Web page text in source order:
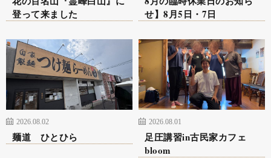
登って来ました
せ】8月5日・7日
2026.08.02
麺道 ひとひら
2026.08.01
足圧講習in古民家カフェ
bloom